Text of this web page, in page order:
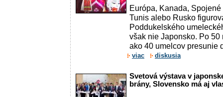
Európa, Kanada,
Tunis alebo Rusko
Poddukelského
však nie Japonsko. Po
ako 40 umelcov presunie
viac diskusia
Svetová výstava v
brány, Slovensko má aj